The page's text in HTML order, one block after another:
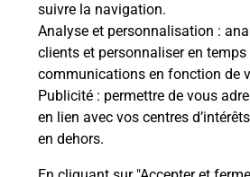
suivre la navigation.
Analyse et personnalisation :
clients et personnaliser en
communications en fonction de
Publicité : permettre de vous
en lien avec vos centres
en dehors.
Questions
Quel réseau utilise La